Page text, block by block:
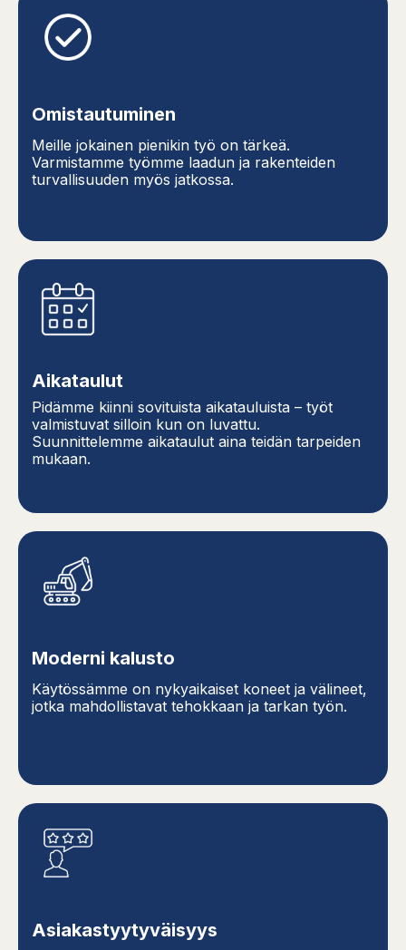
Omistautuminen
Meille jokainen pienikin työ on tärkeä.
Varmistamme työmme laadun ja rakenteiden
turvallisuuden myös jatkossa.
Aikataulut
Pidämme kiinni sovituista aikatauluista – työt
valmistuvat silloin kun on luvattu.
Suunnittelemme aikataulut aina teidän tarpeiden
mukaan.
Moderni kalusto
Käytössämme on nykyaikaiset koneet ja välineet,
jotka mahdollistavat tehokkaan ja tarkan työn.
Asiakastyytyväisyys